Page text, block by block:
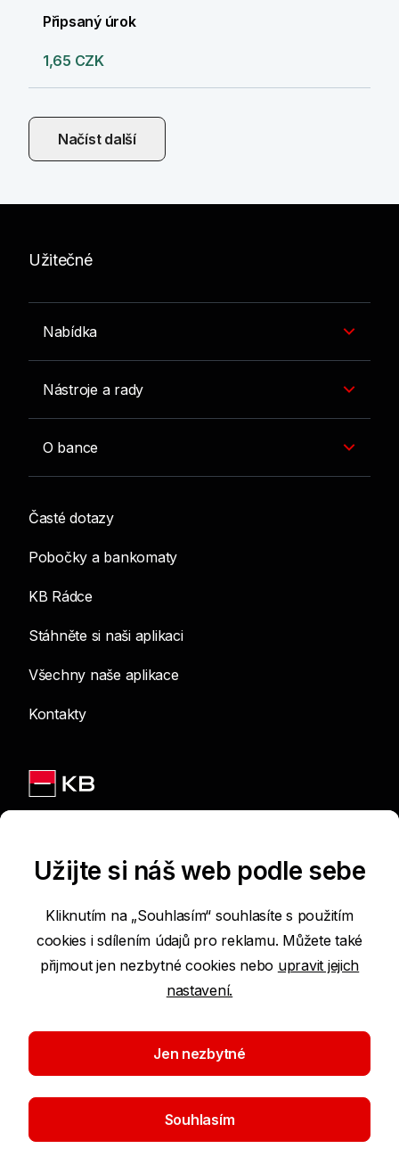
Připsaný úrok
1,65 CZK
Načíst další
Užitečné
Nabídka
Nástroje a rady
O bance
Časté dotazy
Pobočky a bankomaty
KB Rádce
Stáhněte si naši aplikaci
Všechny naše aplikace
Kontakty
Podmínky používání internetových stránek
Prohlášení o přístupnosti
Ochrana osobních údajů
©2026 Komerční banka
Užijte si náš web podle sebe
Kliknutím na „Souhlasím“ souhlasíte s použitím
cookies i sdílením údajů pro reklamu. Můžete také
přijmout jen nezbytné cookies nebo upravit jejich
nastavení.
Jen nezbytné
Souhlasím